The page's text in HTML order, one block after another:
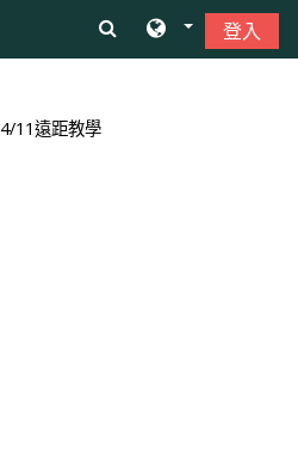
登入
4/11遠距教學